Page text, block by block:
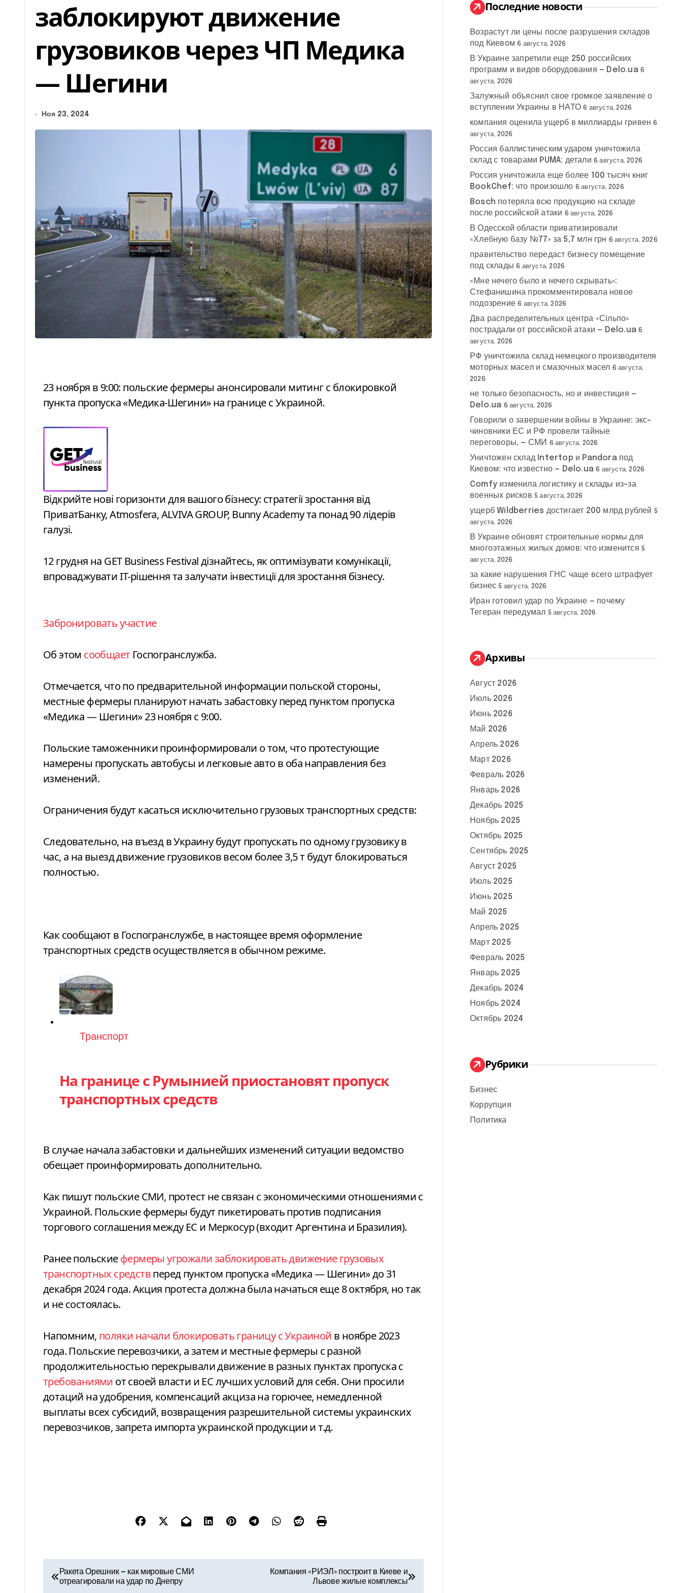
заблокируют движение
грузовиков через ЧП Медика
— Шегини
Ноя 23, 2024
23 ноября в 9:00: польские фермеры анонсировали митинг с блокировкой
пункта пропуска «Медика-Шегини» на границе с Украиной.
Відкрийте нові горизонти для вашого бізнесу: стратегії зростання від
ПриватБанку, Atmosfera, ALVIVA GROUP, Bunny Academy та понад 90 лідерів
галузі.
12 грудня на GET Business Festival дізнайтесь, як оптимізувати комунікації,
впроваджувати ІТ-рішення та залучати інвестиції для зростання бізнесу.
Забронировать участие
Об этом сообщает Госпогранслужба.
Отмечается, что по предварительной информации польской стороны,
местные фермеры планируют начать забастовку перед пунктом пропуска
«Медика — Шегини» 23 ноября с 9:00.
Польские таможенники проинформировали о том, что протестующие
намерены пропускать автобусы и легковые авто в оба направления без
изменений.
Ограничения будут касаться исключительно грузовых транспортных средств:
Следовательно, на въезд в Украину будут пропускать по одному грузовику в
час, а на выезд движение грузовиков весом более 3,5 т будут блокироваться
полностью.
Как сообщают в Госпогранслужбе, в настоящее время оформление
транспортных средств осуществляется в обычном режиме.
Категория
Транспорт
На границе с Румынией приостановят пропуск
транспортных средств
В случае начала забастовки и дальнейших изменений ситуации ведомство
обещает проинформировать дополнительно.
Как пишут польские СМИ, протест не связан с экономическими отношениями с
Украиной. Польские фермеры будут пикетировать против подписания
торгового соглашения между ЕС и Меркосур (входит Аргентина и Бразилия).
Ранее польскиефермеры угрожали заблокировать движение грузовых
транспортных средствперед пунктом пропуска «Медика — Шегини» до 31
декабря 2024 года. Акция протеста должна была начаться еще 8 октября, но так
и не состоялась.
Напомним, поляки начали блокировать границу с Украиной в ноябре 2023
года. Польские перевозчики, а затем и местные фермеры с разной
продолжительностью перекрывали движение в разных пунктах пропуска с
требованиями от своей власти и ЕС лучших условий для себя. Они просили
дотаций на удобрения, компенсаций акциза на горючее, немедленной
выплаты всех субсидий, возвращения разрешительной системы украинских
перевозчиков, запрета импорта украинской продукции и т.д.
Н
Ракета Орешник — как мировые СМИ
отреагировали на удар по Днепру
Компания «РИЭЛ» построит в Киеве и
Львове жилые комплексы
:
Последние новости
Возрастут ли цены после разрушения складов
под Киевом 6 августа, 2026
В Украине запретили еще 250 российских
программ и видов оборудования — Delo.ua 6
августа, 2026
Залужный объяснил свое громкое заявление о
вступлении Украины в НАТО 6 августа, 2026
компания оценила ущерб в миллиарды гривен 6
августа, 2026
Россия баллистическим ударом уничтожила
склад с товарами PUMA: детали 6 августа, 2026
Россия уничтожила еще более 100 тысяч книг
BookChef: что произошло 6 августа, 2026
Bosch потеряла всю продукцию на складе
после российской атаки 6 августа, 2026
В Одесской области приватизировали
«Хлебную базу №77» за 5,7 млн грн 6 августа, 2026
правительство передаст бизнесу помещение
под склады 6 августа, 2026
«Мне нечего было и нечего скрывать»:
Стефанишина прокомментировала новое
подозрение 6 августа, 2026
Два распределительных центра «Сільпо»
пострадали от российской атаки — Delo.ua 6
августа, 2026
РФ уничтожила склад немецкого производителя
моторных масел и смазочных масел 6 августа,
2026
не только безопасность, но и инвестиция —
Delo.ua 6 августа, 2026
Говорили о завершении войны в Украине: экс-
чиновники ЕС и РФ провели тайные
переговоры, — СМИ
6 августа, 2026
Уничтожен склад Intertop и Pandora под
Киевом: что известно — Delo.ua 6 августа, 2026
Comfy изменила логистику и склады из-за
военных рисков 5 августа, 2026
ущерб Wildberries достигает 200 млрд рублей 5
августа, 2026
В Украине обновят строительные нормы для
многоэтажных жилых домов: что изменится 5
августа, 2026
за какие нарушения ГНС чаще всего штрафует
бизнес 5 августа, 2026
Иран готовил удар по Украине — почему
Тегеран передумал 5 августа, 2026
Архивы
Август 2026
Июль 2026
Июнь 2026
Май 2026
Апрель 2026
Март 2026
Февраль 2026
Январь 2026
Декабрь 2025
Ноябрь 2025
Октябрь 2025
Сентябрь 2025
Август 2025
Июль 2025
Июнь 2025
Май 2025
Апрель 2025
Март 2025
Февраль 2025
Январь 2025
Декабрь 2024
Ноябрь 2024
Октябрь 2024
Рубрики
Бизнес
Коррупция
Политика